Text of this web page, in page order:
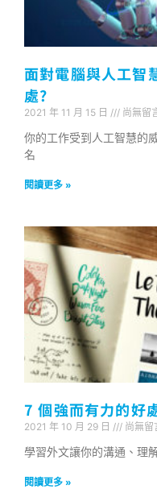
面對電腦與人工智
處?
2021 年 11 月 15 日 尚無留
你的工作受到人工智慧的
名
閱讀更多 »
7 個強而有力的好
2021 年 10 月 29 日 尚無留
學習外文讓你的溝通、理
閱讀更多 »